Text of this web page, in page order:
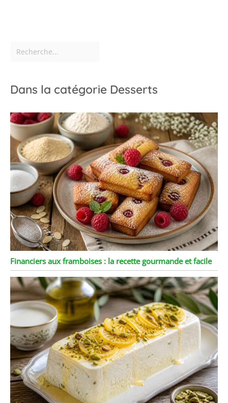
Dans la catégorie Desserts
Financiers aux framboises : la recette gourmande et facile